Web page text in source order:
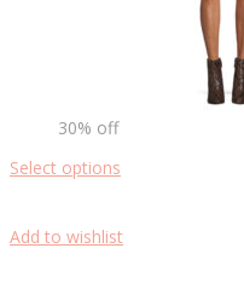
30% off
Select options
Add to wishlist